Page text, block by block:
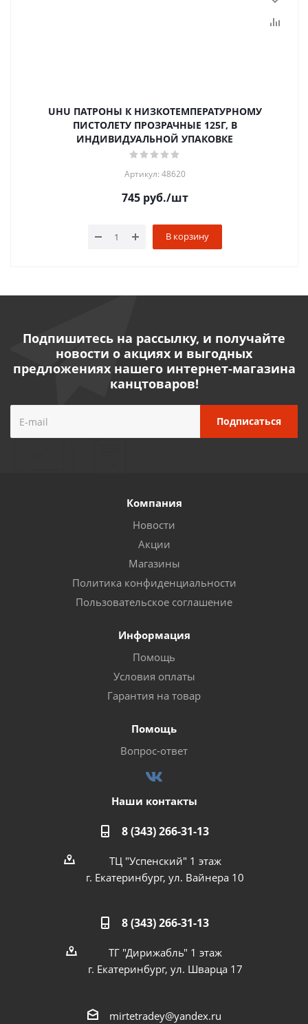
UHU ПАТРОНЫ К НИЗКОТЕМПЕРАТУРНОМУ
ПИСТОЛЕТУ ПРОЗРАЧНЫЕ 125Г, В
ИНДИВИДУАЛЬНОЙ УПАКОВКЕ
Артикул: 48620
745руб./шт
В корзину
Подпишитесь на рассылку, и получайте
новости о акциях и выгодных
предложениях нашего интернет-магазина
канцтоваров!
Компания
Новости
Акции
Магазины
Политика конфиденциальности
Пользовательское соглашение
Информация
Помощь
Условия оплаты
Гарантия на товар
Помощь
Вопрос-ответ
Наши контакты
8 (343) 266-31-13
ТЦ "Успенский" 1 этаж
г. Екатеринбург, ул. Вайнера 10
8 (343) 266-31-13
ТГ "Дирижабль" 1 этаж
г. Екатеринбург, ул. Шварца 17
mirtetradey@yandex.ru